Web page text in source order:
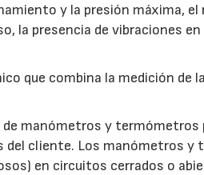
y la presión máxima, el
la presencia de vibraciones
que combina la medición de
manómetros y termómetros
del cliente. Los manómetros
en circuitos cerrados o